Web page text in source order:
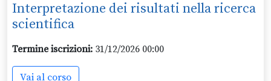
Interpretazione dei risultati nella ricerca
scientifica
Termine iscrizioni: 31/12/2026 00:00
Vai al corso